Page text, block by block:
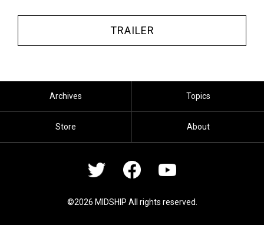
TRAILER
Archives Topics
Store About
©2026 MIDSHIP All rights reserved.